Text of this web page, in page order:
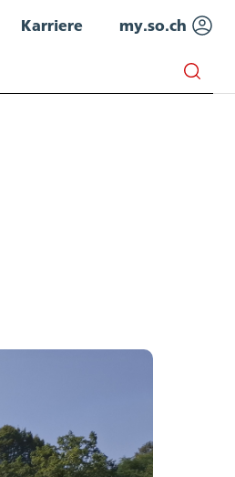
Karriere my.so.ch